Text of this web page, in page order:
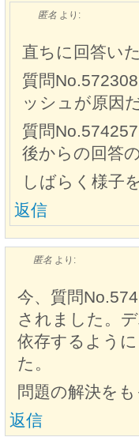
匿名 より:
直ちに回答い
質問
ッシュが原因
質問
後からの回答
しばらく様子
返信
匿名 より:
今、質問
されました。
依存するよう
た。
問題の解決を
返信